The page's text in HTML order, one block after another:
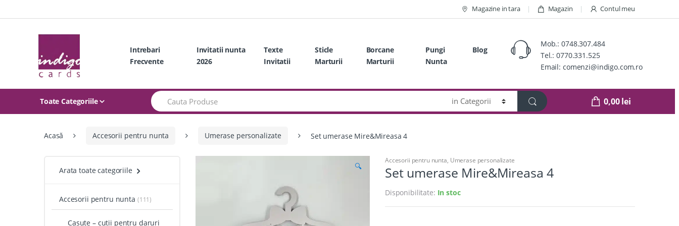
to
to
Magazine in tara Magazin Contul meu
Intrebari
Frecvente
Invitatii nunta
2026
Texte
Invitatii
Sticle
Marturii
Borcane
Marturii
Pungi
Nunta
Blog
Mob.:0748.307.484
Tel.:0770.331.525
Email: comenzi@indigo.com.ro
Toate Categoriile
Search
0,00lei
Acasă Accesorii pentru nunta Umerase personalizate Set umerase Mire&Mireasa 4
🔍
Accesorii pentru nunta, Umerase personalizate
Set umerase Mire&Mireasa 4
Disponibilitate: In stoc
Arata toate categoriile
Accesorii pentru nunta (111)
Casute – cutii pentru daruri